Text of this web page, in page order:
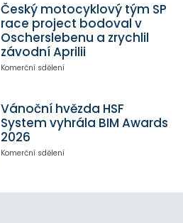
Český motocyklový tým SP
race project bodoval v
Oscherslebenu a zrychlil
závodní Aprilii
Komerční sdělení
Vánoční hvězda HSF
System vyhrála BIM Awards
2026
Komerční sdělení